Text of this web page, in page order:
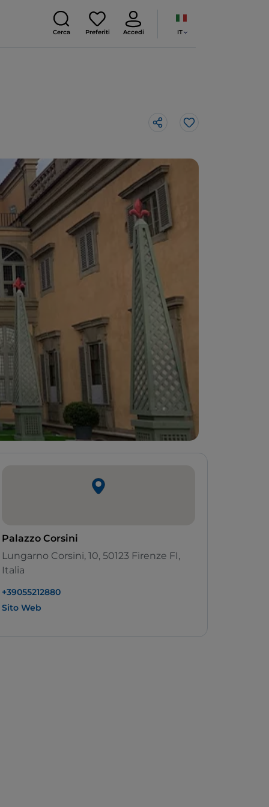
Cerca Preferiti Accedi IT
Like
Palazzo Corsini
Lungarno Corsini, 10, 50123 Firenze FI,
Italia
+39055212880
Sito Web